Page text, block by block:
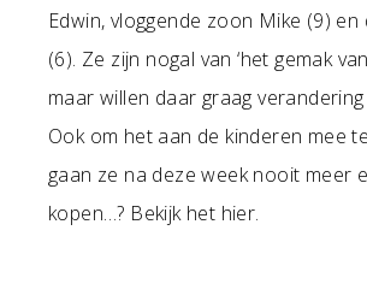
Edwin, vloggende zoon Mike (9)
(6). Ze zijn nogal van ‘het gemak
maar willen daar graag
Ook om het aan de kinderen mee
gaan ze na deze week nooit meer
kopen…? Bekijk het hier.